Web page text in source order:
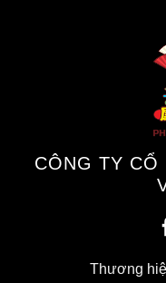
CÔNG TY CỔ
Thương